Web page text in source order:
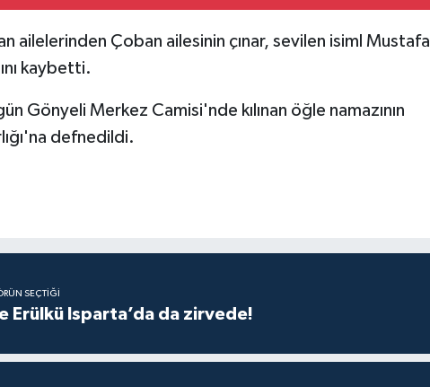
ailelerinden Çoban ailesinin çınar, sevilen isiml Mustafa
kaybetti.
Gönyeli Merkez Camisi'nde kılınan öğle namazının
defnedildi.
SEÇTIĞI
Erülkü Isparta’da da zirvede!